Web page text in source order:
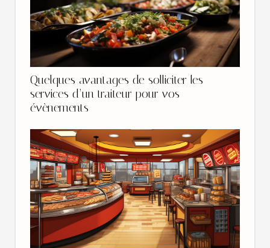
Quelques avantages de solliciter les
services d’un traiteur pour vos
évènements